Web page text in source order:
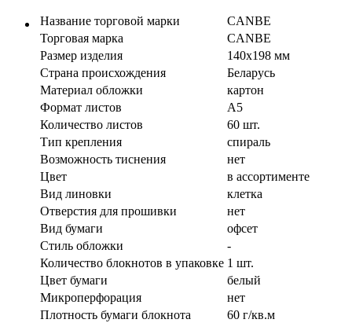
Название торговой марки
CANBE
Торговая марка
CANBE
Размер изделия
140х198 мм
Страна происхождения
Беларусь
Материал обложки
картон
Формат листов
А5
Количество листов
60 шт.
Тип крепления
спираль
Возможность тиснения
нет
Цвет
в ассортименте
Вид линовки
клетка
Отверстия для прошивки
нет
Вид бумаги
офсeт
Стиль обложки
-
Количество блокнотов в упаковке 1 шт.
Цвет бумаги
белый
Микроперфорация
нет
Плотность бумаги блокнота
60 г/кв.м